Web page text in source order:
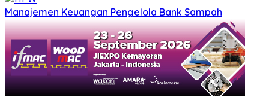
Manajemen Keuangan Pengelola Bank Sampah